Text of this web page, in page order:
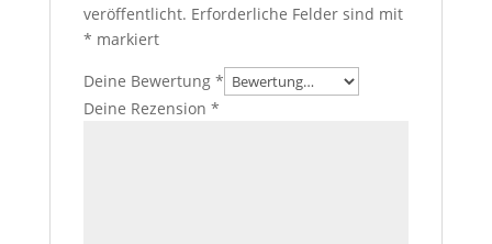
veröffentlicht. Erforderliche Felder sind mit
* markiert
Deine Bewertung *
Deine Rezension *